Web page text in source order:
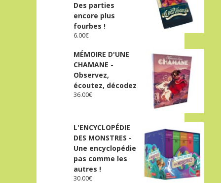
Des parties
encore plus
fourbes !
6.00€
MÉMOIRE D'UNE
CHAMANE -
Observez,
écoutez, décodez
36.00€
L'ENCYCLOPÉDIE
DES MONSTRES -
Une encyclopédie
pas comme les
autres !
30.00€